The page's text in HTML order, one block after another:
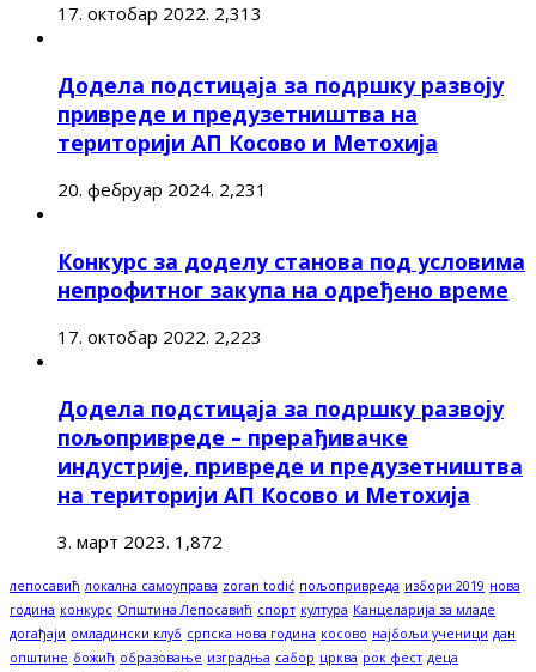
17. октобар 2022. 2,313
Додела подстицаја за подршку развоју
привреде и предузетништва на
територији АП Косово и Метохија
20. фебруар 2024. 2,231
Конкурс за доделу станова под условима
непрофитног закупа на одређено време
17. октобар 2022. 2,223
Додела подстицаја за подршку развоју
пољопривреде – прерађивачке
индустрије, привреде и предузетништва
на територији АП Косово и Метохија
3. март 2023. 1,872
лепосавић локална самоуправа zoran todić пољопривреда избори 2019 нова
година конкурс Општина Лепосавић спорт култура Канцеларија за младе
догађаји омладински клуб српска нова година косово најбољи ученици дан
општине божић образовање изградња сабор црква рок фест деца